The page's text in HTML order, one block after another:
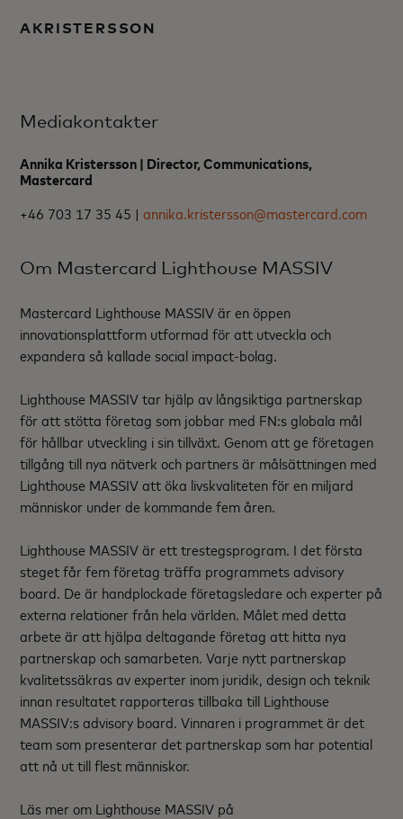
AKRISTERSSON
Mediakontakter
Annika Kristersson | Director, Communications,
Mastercard
+46 703 17 35 45 |annika.kristersson@mastercard.com
Om Mastercard Lighthouse MASSIV
Mastercard Lighthouse MASSIV är en öppen
innovationsplattform utformad för att utveckla och
expandera så kallade social impact-bolag.
Lighthouse MASSIV tar hjälp av långsiktiga partnerskap
för att stötta företag som jobbar med FN:s globala mål
för hållbar utveckling i sin tillväxt. Genom att ge företagen
tillgång till nya nätverk och partners är målsättningen med
Lighthouse MASSIV att öka livskvaliteten för en miljard
människor under de kommande fem åren.
Lighthouse MASSIV är ett trestegsprogram. I det första
steget får fem företag träffa programmets advisory
board. De är handplockade företagsledare och experter på
externa relationer från hela världen. Målet med detta
arbete är att hjälpa deltagande företag att hitta nya
partnerskap och samarbeten. Varje nytt partnerskap
kvalitetssäkras av experter inom juridik, design och teknik
innan resultatet rapporteras tillbaka till Lighthouse
MASSIV:s advisory board. Vinnaren i programmet är det
team som presenterar det partnerskap som har potential
att nå ut till flest människor.
Läs mer om Lighthouse MASSIV på